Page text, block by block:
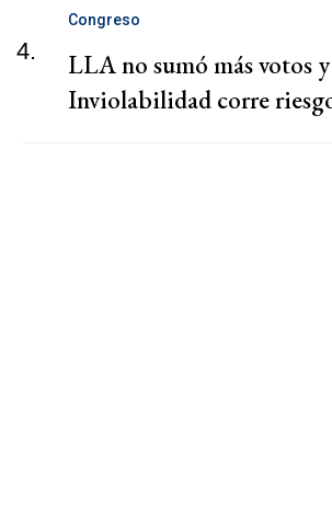
4.
Congreso
LLA no sumó más votos
Inviolabilidad corre